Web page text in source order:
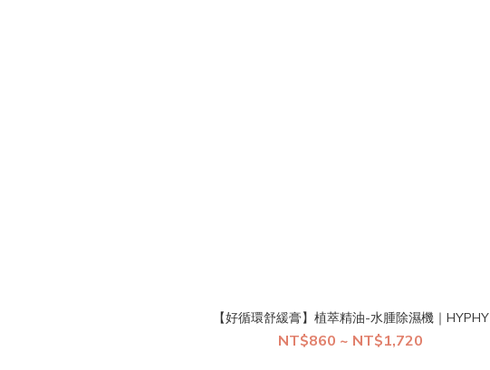
【好循環舒緩膏】植萃精油-水腫除濕機｜HYPHY
NT$860 ~ NT$1,720